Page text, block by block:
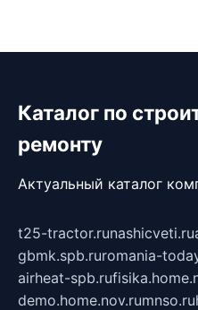
Каталог по
ремонту
Актуальный каталог
t25-tractor.runashicveti.ru
gbmk.spb.ruromania-
airheat-spb.ru
demo.home.nov.rumnso.ru